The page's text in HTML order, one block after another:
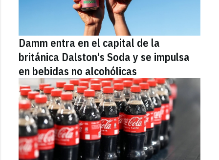
Damm entra en el capital de la
británica Dalston's Soda y se impulsa
en bebidas no alcohólicas